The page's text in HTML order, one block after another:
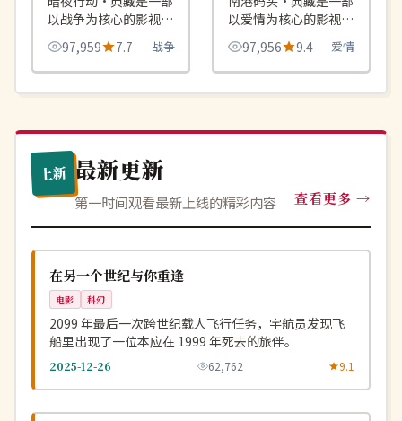
以战争为核心的影视作
品，围绕危机、反转与
人物成长展开，整体节
奏紧凑，值得推荐观
看。
97,959 7.7 战争
以爱情为核心的影视作
品，围绕危机、反转与
人物成长展开，整体节
奏紧凑，值得推荐观
看。
97,956 9.4 爱情
上新 最新更新
第一时间观看最新上线的精彩内容 查看更多
美国
在另一个世纪与你重逢
电影 科幻
2099 年最后一次跨世纪载人飞行任务，宇航员发现飞
船里出现了一位本应在 1999 年死去的旅伴。
2025-12-26 62,762 9.1